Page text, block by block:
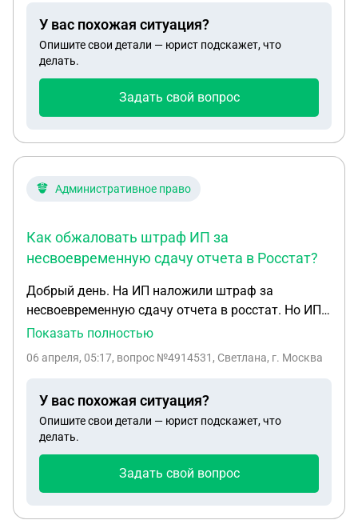
договор расторжения и договор оказания услуг. С
момента получения предоплаты я не вносил её в
бюджет (не подавал декларацию для уплаты
что работаем с НДС 20%. Сколько мне сейчас
Декларация не была подана своевременно, как
У вас похожая ситуация?
Опишите свои детали — юрист подскажет, что
делать.
Задать свой вопрос
Административное право
Как обжаловать штраф ИП за
несвоевременную сдачу отчета в Росстат?
Добрый день. На ИП наложили штраф за
несвоевременную сдачу отчета в росстат. Но ИП
деятельность данную уже не ведет, запросов на
вариант обжаловать данный штраф? И есть ли
Показать полностью
06 апреля, 05:17, вопрос №4914531, Светлана, г. Москва
У вас похожая ситуация?
Опишите свои детали — юрист подскажет, что
делать.
Задать свой вопрос